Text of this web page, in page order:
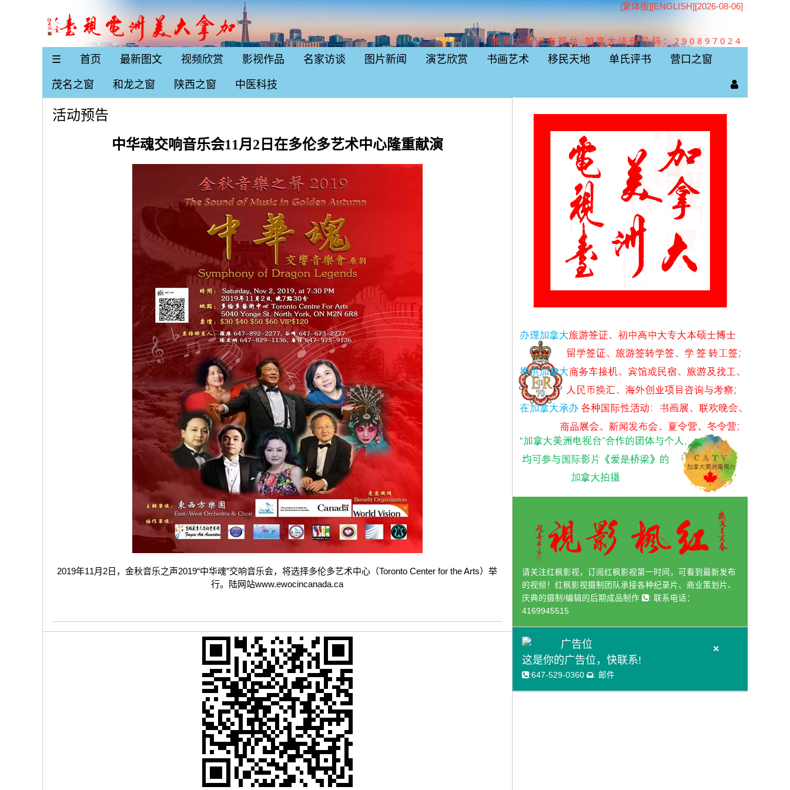
[繁体版][ENGLISH][2026-08-06]
加拿大美洲电视台 加拿大注册号码：290897024
☰
首页 最新图文 视频欣赏 影视作品 名家访谈 图片新闻 演艺欣赏 书画艺术 移民天地 单氏评书 营口之窗
茂名之窗 和龙之窗 陕西之窗 中医科技
活动预告
中华魂交响音乐会11月2日在多伦多艺术中心隆重献演
2019年11月2日，金秋音乐之声2019“中华魂”交响音乐会，将选择多伦多艺术中心（Toronto Center for the Arts）举
行。陆网站www.ewocincanada.ca
请关注红枫影视，订阅红枫影视第一时间，可看到最新发布
的视频！红枫影视摄制团队承接各种纪录片、商业策划片、
庆典的摄制/编辑的后期成品制作
: 联系电话：
4169945515
×
广告位
这是你的广告位，快联系!
:647-529-0360 : 邮件